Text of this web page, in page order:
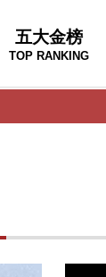
五大金榜
TOP RANKING